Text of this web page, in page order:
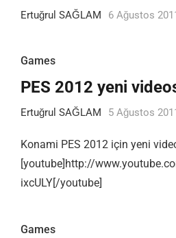
Ertuğrul SAĞLAM 6 Ağustos
Games
PES 2012 yeni
Ertuğrul SAĞLAM 5 Ağustos
Konami PES 2012 için yeni
[youtube]http://
ixcULY[/youtube]
Games